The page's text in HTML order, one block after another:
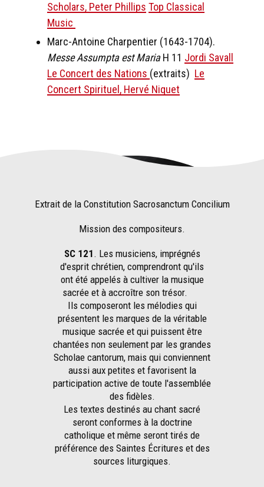
Scholars, Peter Phillips Top Classical
Music
Marc-Antoine Charpentier (1643-1704).
Messe Assumpta est MariaH 11 Jordi Savall
Le Concert des Nations (extraits) Le
Concert Spirituel, Hervé Niquet
Extrait de la Constitution Sacrosanctum Concilium
Mission des compositeurs.
SC 121. Les musiciens, imprégnés
d'esprit chrétien, comprendront qu'ils
ont été appelés à cultiver la musique
sacrée et à accroître son trésor.
Ils composeront les mélodies qui
présentent les marques de la véritable
musique sacrée et qui puissent être
chantées non seulement par les grandes
Scholae cantorum, mais qui conviennent
aussi aux petites et favorisent la
participation active de toute l'assemblée
des fidèles.
Les textes destinés au chant sacré
seront conformes à la doctrine
catholique et même seront tirés de
préférence des Saintes Écritures et des
sources liturgiques.